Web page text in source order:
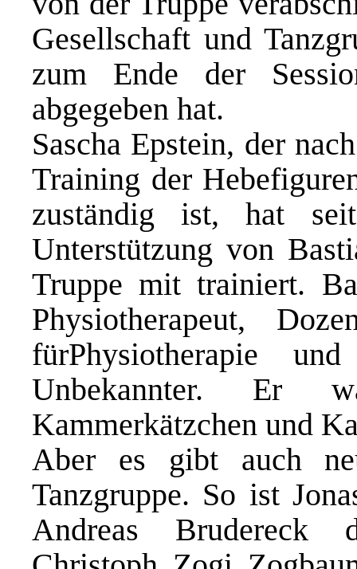
Gesellschaft und
zum Ende der
abgegeben hat.
Sascha Epstein, der
Training der
zuständig ist, hat
Unterstützung von
Truppe mit trainiert.
Physiotherapeut,
fürPhysiotherapie
Unbekannter. Er
Kammerkätzchen und
Aber es gibt auch
Tanzgruppe. So ist
Andreas Brudereck